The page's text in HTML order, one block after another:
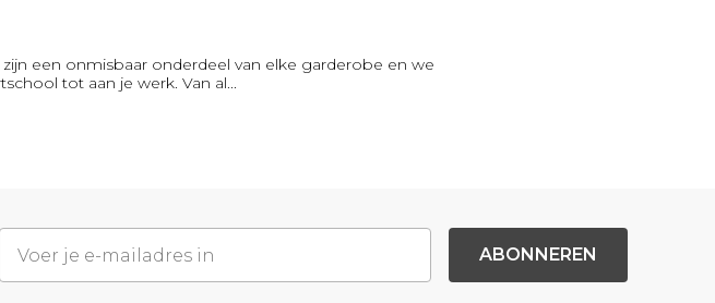
een onmisbaar onderdeel van elke garderobe en we
tot aan je werk. Van al...
ABONNEREN